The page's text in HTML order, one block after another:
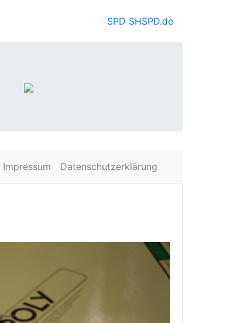
SPD SHSPD.de
Impressum Datenschutzerklärung